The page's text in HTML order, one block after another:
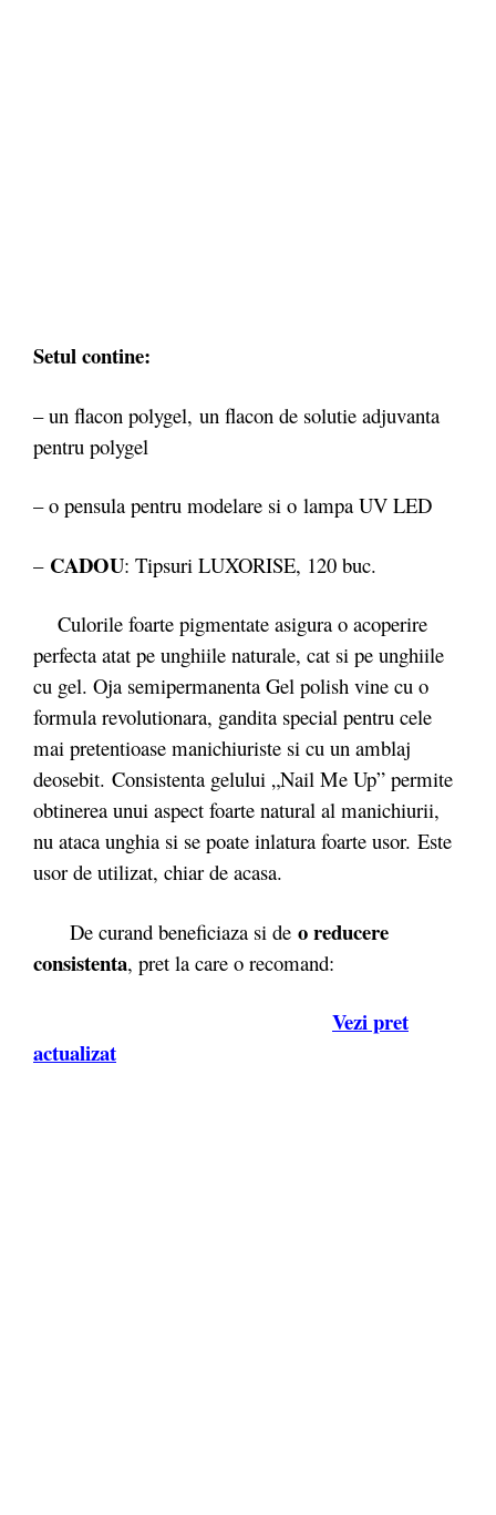
Setul contine:
– un flacon polygel, un flacon de solutie adjuvanta
pentru polygel
– o pensula pentru modelare si o lampa UV LED
– CADOU: Tipsuri LUXORISE, 120 buc.
Culorile foarte pigmentate asigura o acoperire
perfecta atat pe unghiile naturale, cat si pe unghiile
cu gel. Oja semipermanenta Gel polish vine cu o
formula revolutionara, gandita special pentru cele
mai pretentioase manichiuriste si cu un amblaj
deosebit. Consistenta gelului „Nail Me Up” permite
obtinerea unui aspect foarte natural al manichiurii,
nu ataca unghia si se poate inlatura foarte usor. Este
usor de utilizat, chiar de acasa.
De curand beneficiaza si de o reducere
consistenta, pret la care o recomand:
Vezi pret
actualizat